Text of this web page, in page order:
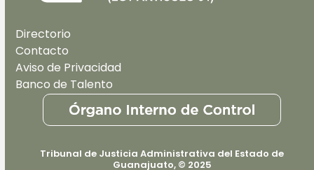
Directorio
Contacto
Aviso de Privacidad
Banco de Talento
Tribunal de Justicia Administrativa del Estado de
Guanajuato, © 2025